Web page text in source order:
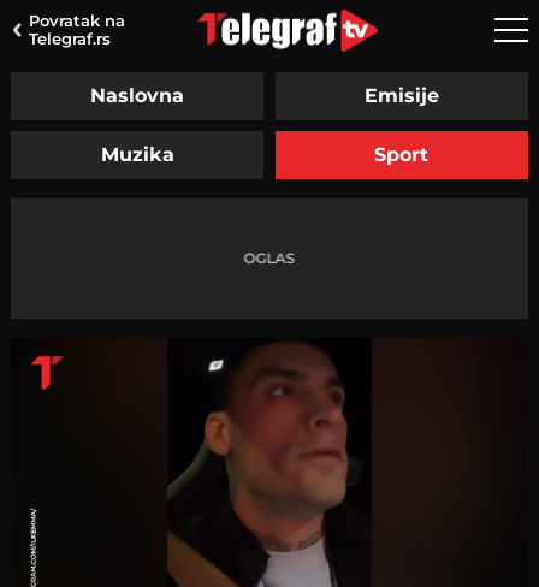
Povratak na
Telegraf.rs
Naslovna Emisije
Muzika Sport